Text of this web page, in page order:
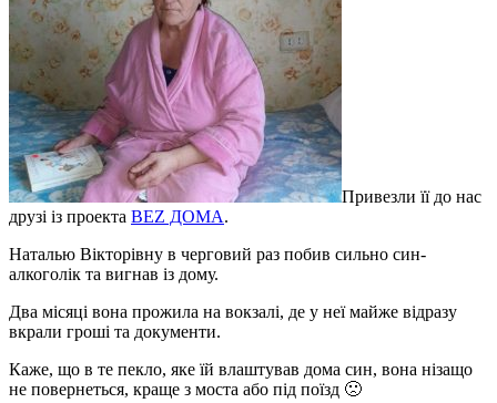
Привезли її до нас
друзі із проекта BEZ ДОМА.
Наталью Вікторівну в черговий раз побив сильно син-
алкоголік та вигнав із дому.
Два місяці вона прожила на вокзалі, де у неї майже відразу
вкрали гроші та документи.
Каже, що в те пекло, яке їй влаштував дома син, вона нізащо
не повернеться, краще з моста або під поїзд 🙁